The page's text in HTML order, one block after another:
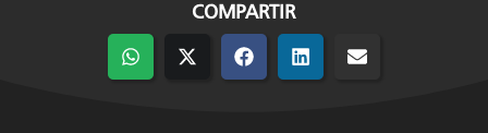
COMPARTIR
Compartir
en
CompartirCompartir
en
Compartir
en
Compartir